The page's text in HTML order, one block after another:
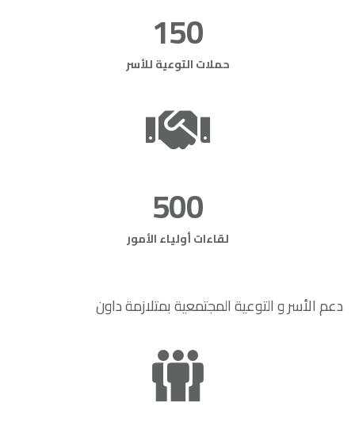
150
حملات التوعية للأسر
500
لقاءات أولياء الأمور
دعم الأسر و التوعية المجتمعية بمتلازمة داون